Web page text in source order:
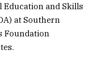
Education and Skills
at Southern
Foundation